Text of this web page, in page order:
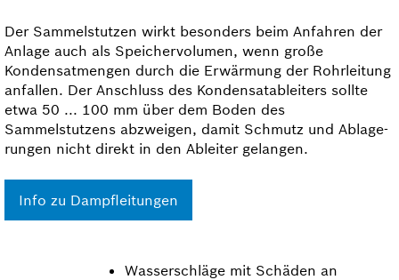
Der Sammelstutzen wirkt besonders beim Anfahren der
Anlage auch als Speichervolumen, wenn große
Kondensatmengen durch die Erwärmung der Rohrleitung
anfallen. Der Anschluss des Kondensatableiters sollte
etwa 50 ... 100 mm über dem Boden des
Sammelstutzens abzweigen, damit Schmutz und Ablage­­
rungen nicht direkt in den Ableiter gelangen.
Info zu Dampfleitungen
Wasserschläge mit Schäden an